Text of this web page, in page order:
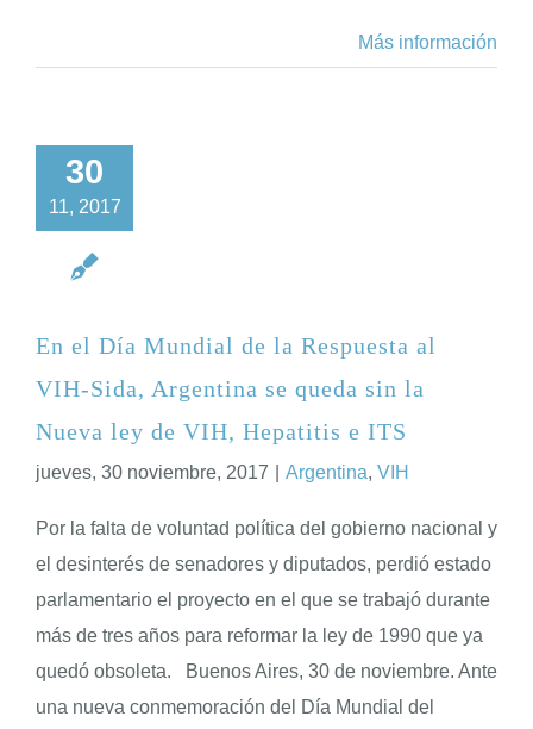
Más información
30
11, 2017
En el Día Mundial de la Respuesta al
VIH-Sida, Argentina se queda sin la
Nueva ley de VIH, Hepatitis e ITS
jueves, 30 noviembre, 2017 Argentina, VIH
Por la falta de voluntad política del gobierno nacional y
el desinterés de senadores y diputados, perdió estado
parlamentario el proyecto en el que se trabajó durante
más de tres años para reformar la ley de 1990 que ya
quedó obsoleta. Buenos Aires, 30 de noviembre. Ante
una nueva conmemoración del Día Mundial del